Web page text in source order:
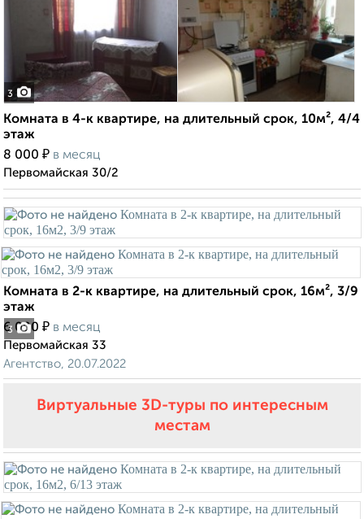
3
Комната в 4-к квартире, на длительный срок, 10м², 4/4
этаж
8 000 ₽ в месяц
Первомайская 30/2
3
Комната в 2-к квартире, на длительный срок, 16м², 3/9
этаж
6 000 ₽ в месяц
Первомайская 33
Агентство, 20.07.2022
Виртуальные 3D-туры по интересным
местам